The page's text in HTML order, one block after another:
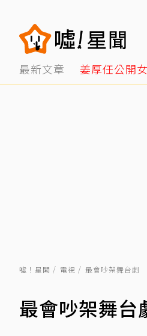
最新文章 姜厚任公開
噓！星聞 電視 最會吵架舞台劇
最會吵架舞台